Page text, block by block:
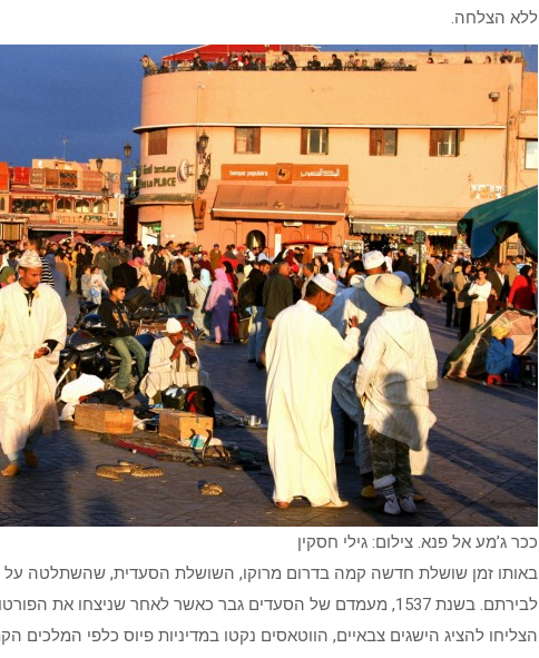
ללא הצלחה.
ככר ג’מע אל פנא. צילום: גילי חסקין
לבירתם. בשנת 1537, מעמדם של הסעדים גבר כאשר לאחר שניצחו את
הצליחו להציג הישגים צבאיים, הווטאסים נקטו במדיניות פיוס כלפי המלכים